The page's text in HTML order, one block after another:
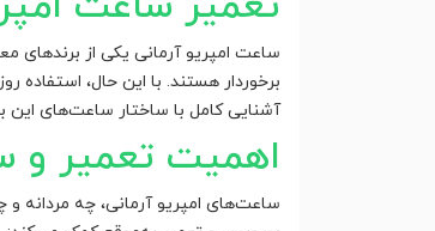
ساعت امپریو آرمانی یکی از
برخوردار هستند. با این حال،
آشنایی کامل با ساختار ساعت‌های این
اهمیت تعمیر و
ساعت‌های امپریو آرمانی، چه